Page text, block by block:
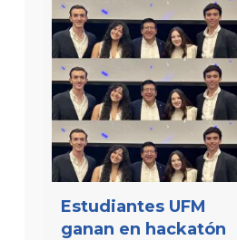
Estudiantes UFM
ganan en hackatón